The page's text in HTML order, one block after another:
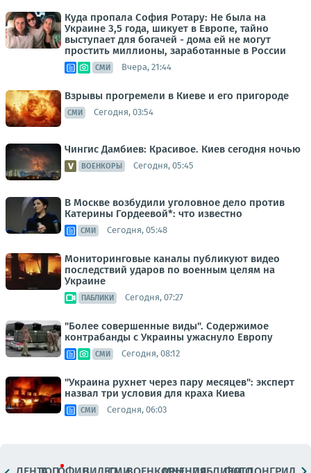
Куда пропала София Ротару: Не была на
Украине 3,5 года, шикует в Европе, тайно
выступает для богачей - дома ей не могут
простить миллионы, заработанные в России
СМИ Вчера, 21:44
Взрывы прогремели в Киеве и его пригороде
СМИ Сегодня, 03:54
Чингис Дамбиев: Красивое. Киев сегодня ночью
ВОЕНКОРЫ Сегодня, 05:45
В Москве возбудили уголовное дело против
Катерины Гордеевой*: что известно
СМИ Сегодня, 05:48
Мониторинговые каналы публикуют видео
последствий ударов по военным целям на
Украине
ПАБЛИКИ Сегодня, 07:27
"Более совершенные виды". Содержимое
контрабанды с Украины ужаснуло Европу
СМИ Сегодня, 08:12
"Украина рухнет через пару месяцев": эксперт
назвал три условия для краха Киева
СМИ Сегодня, 06:03